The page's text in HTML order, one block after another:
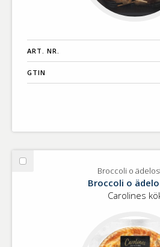
ART. NR.
GTIN
Välj
Broccoli o
Broccoli o
Carolines